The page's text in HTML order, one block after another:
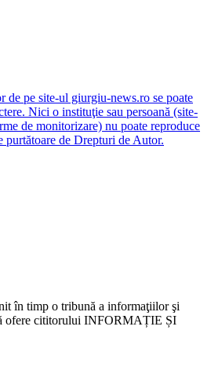
de pe site-ul giurgiu-news.ro se poate
Nici o instituţie sau persoană (site-
de monitorizare) nu poate reproduce
de Drepturi de Autor.
în timp o tribună a informaţiilor şi
ofere cititorului INFORMAȚIE ȘI